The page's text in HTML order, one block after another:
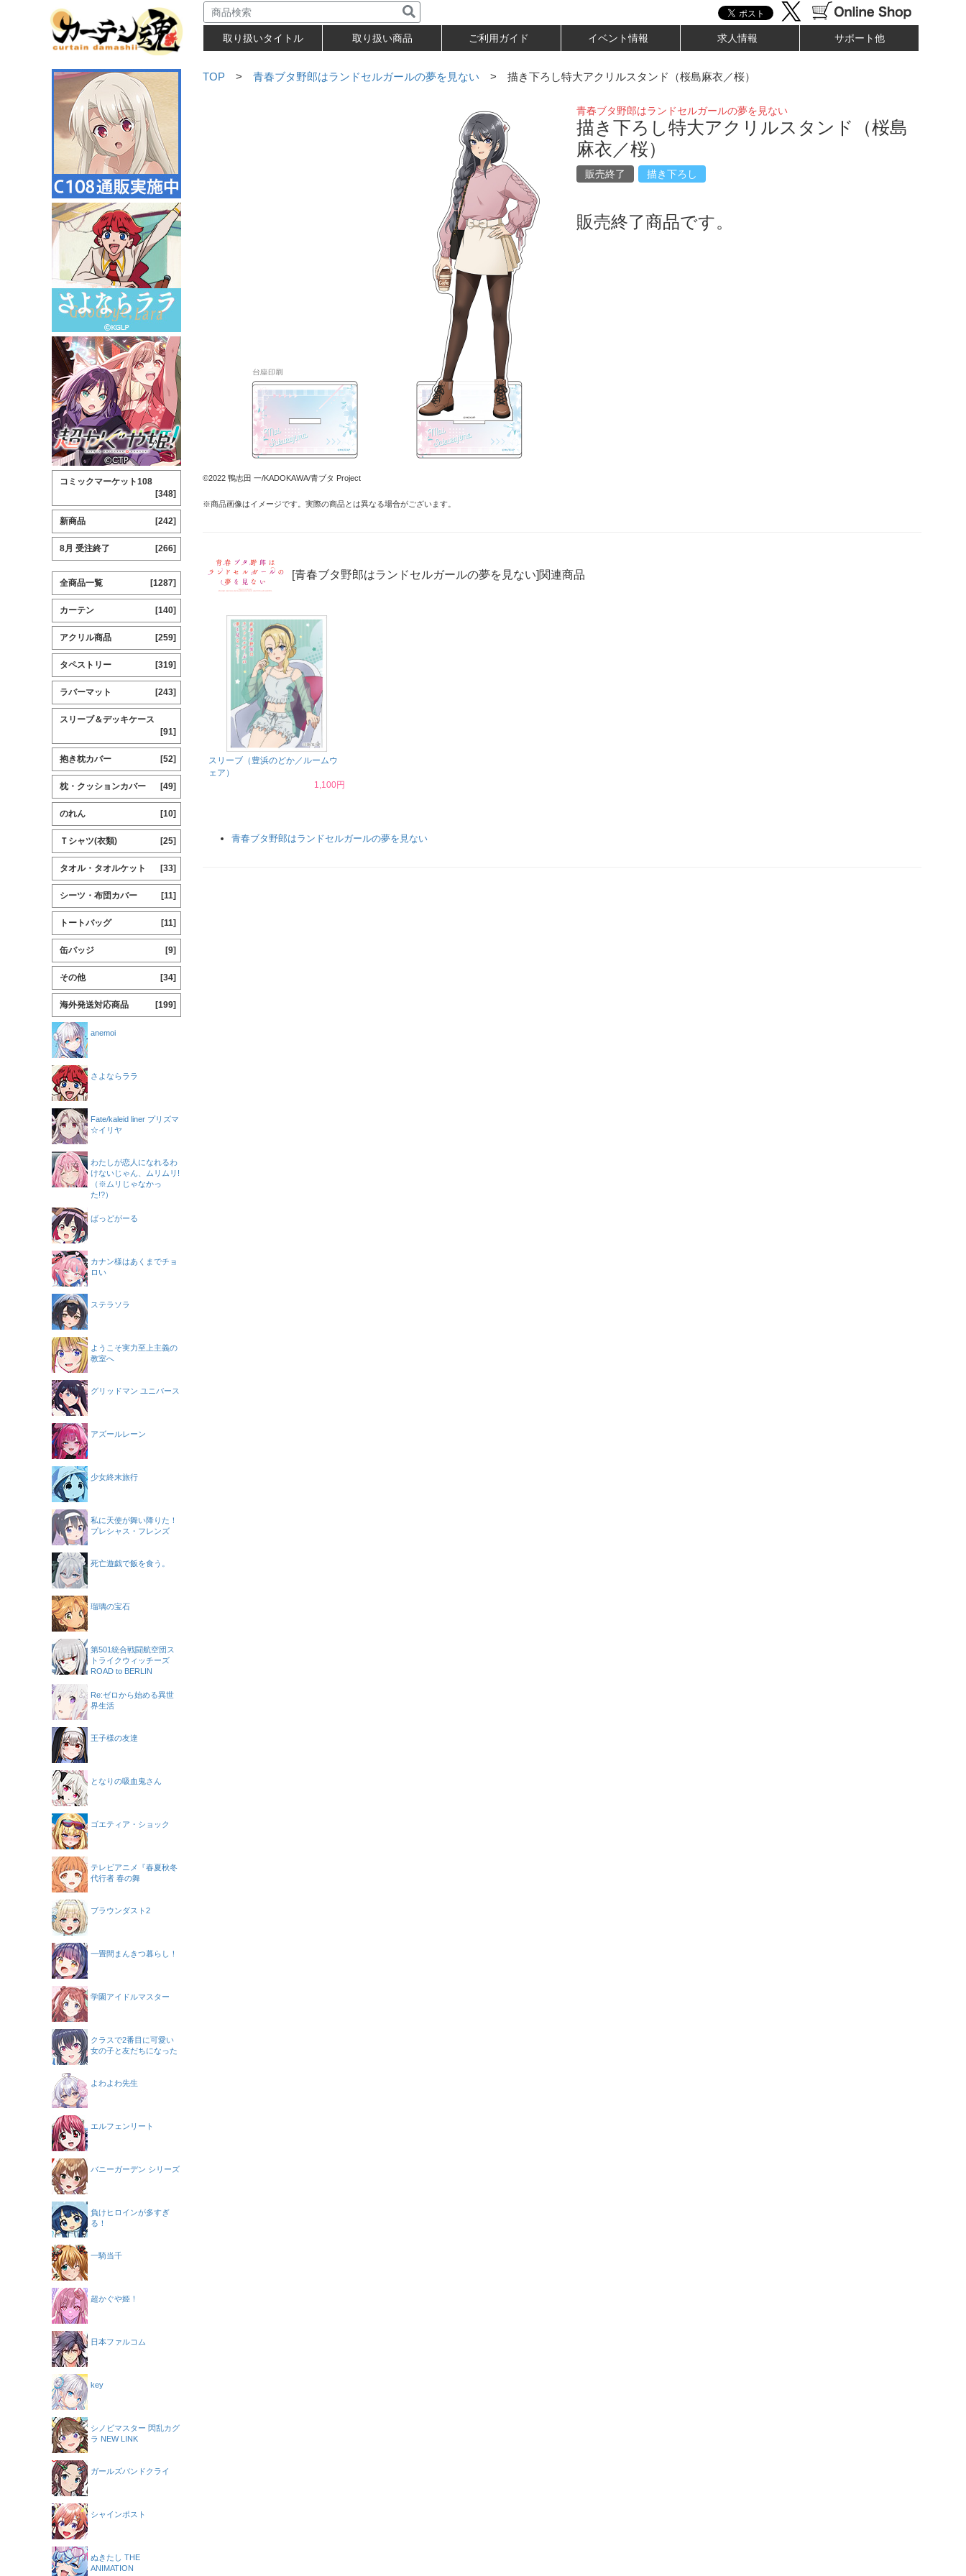
取り扱いタイトル 取り扱い商品 ご利用ガイド イベント情報 求人情報 サポート他
TOP > 青春ブタ野郎はランドセルガールの夢を見ない > 描き下ろし特大アクリルスタンド（桜島麻衣／桜）
©2022 鴨志田 一/KADOKAWA/青ブタ Project
※商品画像はイメージです。実際の商品とは異なる場合がございます。
青春ブタ野郎はランドセルガールの夢を見ない
描き下ろし特大アクリルスタンド（桜島
麻衣／桜）
販売終了 描き下ろし
販売終了商品です。
[青春ブタ野郎はランドセルガールの夢を見ない]関連商品
スリーブ（豊浜のどか／ルームウ
ェア）
1,100円
青春ブタ野郎はランドセルガールの夢を見ない
コミックマーケット108
[348]
新商品 [242]
8月 受注終了 [266]
全商品一覧 [1287]
カーテン [140]
アクリル商品 [259]
タペストリー [319]
ラバーマット [243]
スリーブ＆デッキケース
[91]
抱き枕カバー [52]
枕・クッションカバー [49]
のれん [10]
Ｔシャツ(衣類) [25]
タオル・タオルケット [33]
シーツ・布団カバー [11]
トートバッグ [11]
缶バッジ [9]
その他 [34]
海外発送対応商品 [199]
anemoi
さよならララ
Fate/kaleid liner プリズマ
☆イリヤ
わたしが恋人になれるわ
けないじゃん、ムリムリ!
（※ムリじゃなかっ
た!?）
ばっどがーる
カナン様はあくまでチョ
ロい
ステラソラ
ようこそ実力至上主義の
教室へ
グリッドマン ユニバース
アズールレーン
少女終末旅行
私に天使が舞い降りた！
プレシャス・フレンズ
死亡遊戯で飯を食う。
瑠璃の宝石
第501統合戦闘航空団ス
トライクウィッチーズ
ROAD to BERLIN
Re:ゼロから始める異世
界生活
王子様の友達
となりの吸血鬼さん
ゴエティア・ショック
テレビアニメ『春夏秋冬
代行者 春の舞
ブラウンダスト2
一畳間まんきつ暮らし！
学園アイドルマスター
クラスで2番目に可愛い
女の子と友だちになった
よわよわ先生
エルフェンリート
バニーガーデン シリーズ
負けヒロインが多すぎ
る！
一騎当千
超かぐや姫！
日本ファルコム
key
シノビマスター 閃乱カグ
ラ NEW LINK
ガールズバンドクライ
シャインポスト
ぬきたし THE
ANIMATION